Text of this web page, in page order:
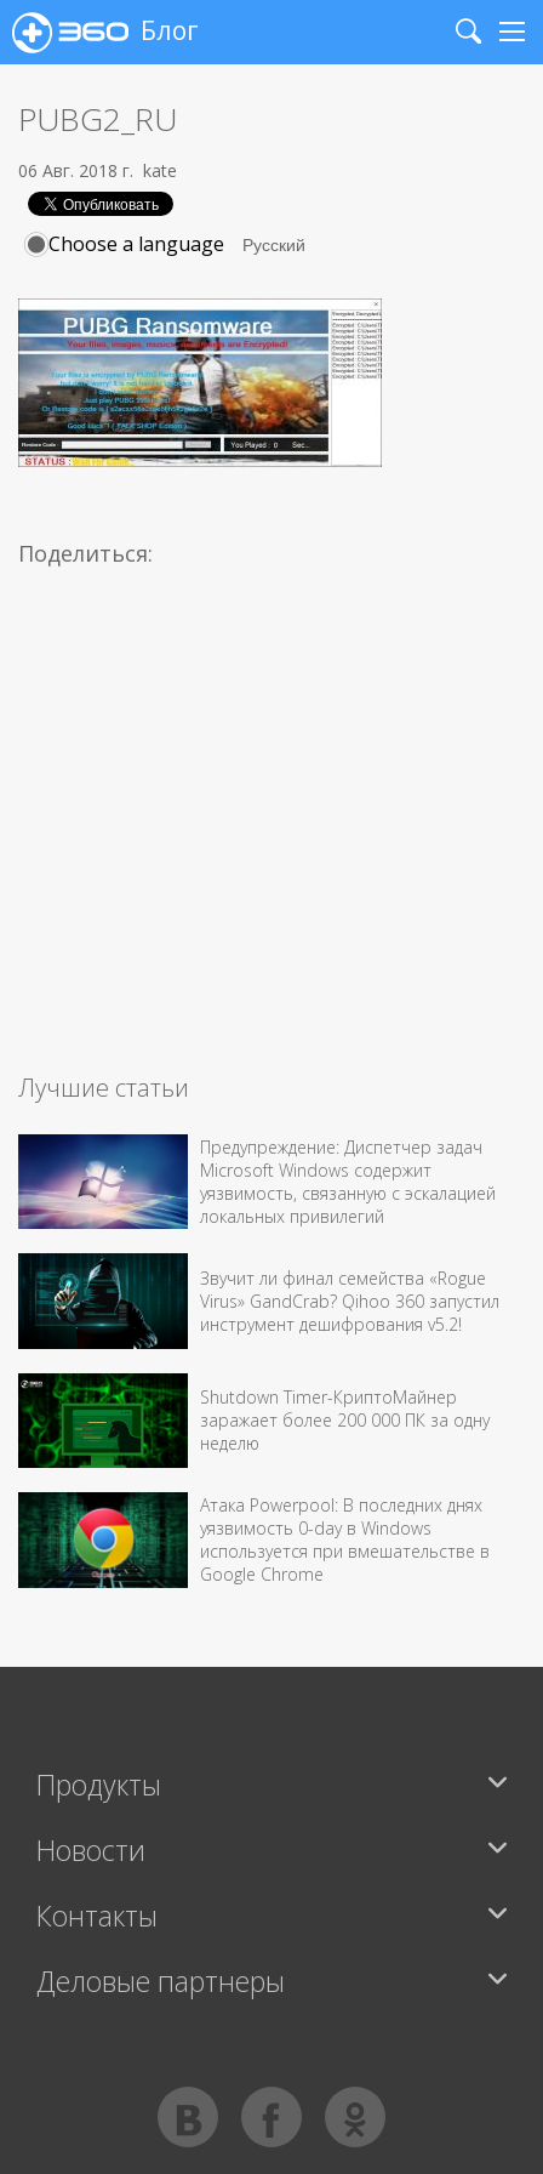
Блог
Search
PUBG2_RU
06 Авг. 2018 г. kate
Choose a language
Поделиться:
Лучшие статьи
Предупреждение: Диспетчер задач
Microsoft Windows содержит
уязвимость, связанную с эскалацией
локальных привилегий
Звучит ли финал семейства «Rogue
Virus» GandCrab? Qihoo 360 запустил
инструмент дешифрования v5.2!
Shutdown Timer-КриптоМайнер
заражает более 200 000 ПК за одну
неделю
Атака Powerpool: В последних днях
уязвимость 0-day в Windows
используется при вмешательстве в
Google Chrome
Продукты
Новости
Контакты
Деловые партнеры